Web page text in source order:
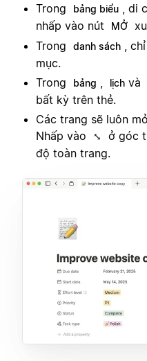
Trong
bảng biểu
, di
nhấp vào nút
MỞ
Trong
danh sách
,
mục.
Trong
bảng lịch và
bất kỳ trên thẻ.
Các trang sẽ luôn
Nhấp vào
⤡
ở góc
độ toàn trang.